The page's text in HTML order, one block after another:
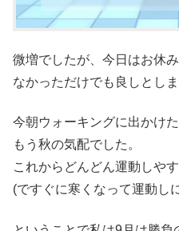
微増でしたが、今日はお休
なかっただけでも良しとしま
今朝ウォーキングに出かけ
もう秋の気配でした。
これからどんどん運動しや
(ですぐに寒くなって運動し